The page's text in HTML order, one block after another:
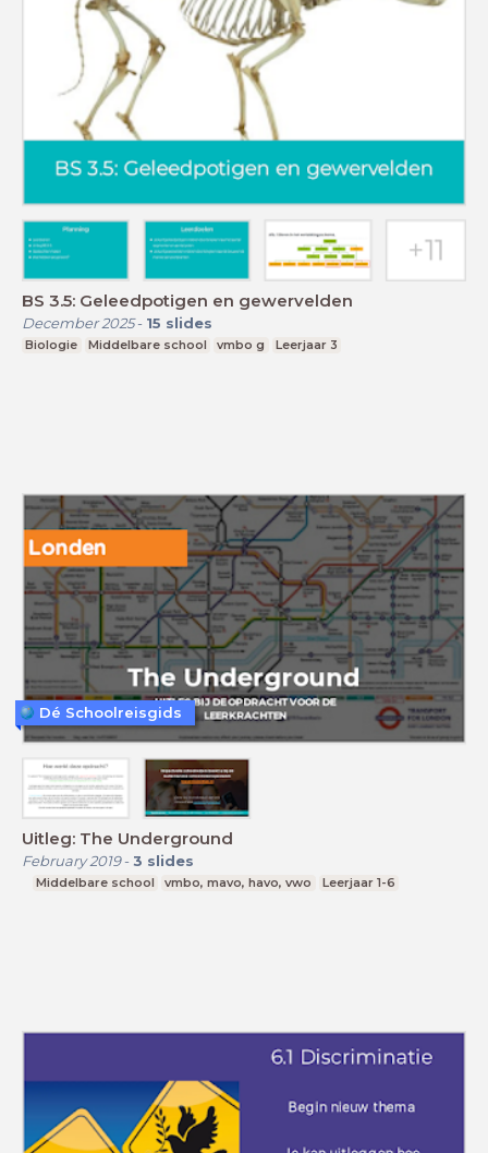
BS 3.5: Geleedpotigen en gewervelden
December 2025- 15 slides
Biologie Middelbare school vmbo g Leerjaar 3
Uitleg: The Underground
February 2019- 3 slides
Middelbare school vmbo, mavo, havo, vwo Leerjaar 1-6
Dé Schoolreisgids